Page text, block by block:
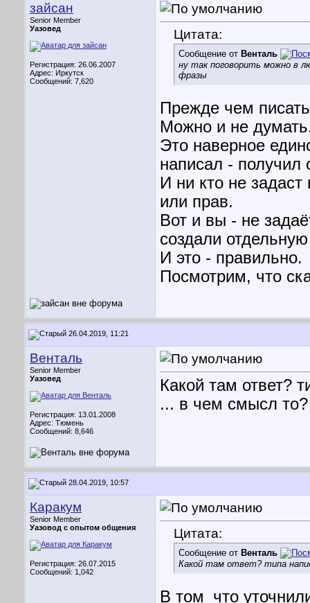
зайсан
Senior Member
Уазовед
Регистрация: 26.06.2007
Адрес: Иркутск
Сообщений: 7,620
Цитата:
Сообщение от Венталь
ну так поговорить можно в
фразы
Прежде чем
Можно и не
Это наверное
написал - получил
И ни кто не
или прав.
Вот и вы - не
создали
И это - правильно.
Посмотрим, что
26.04.2019, 11:21
Венталь
Senior Member
Уазовед
Регистрация: 13.01.2008
Адрес: Тюмень
Сообщений: 8,646
Какой там ответ?
... в чем смысл то?
28.04.2019, 10:57
Каракум
Senior Member
Уазовод с опытом общения
Регистрация: 26.07.2015
Сообщений: 1,042
Цитата:
Сообщение от Венталь
Какой там ответ? типа
В том_что